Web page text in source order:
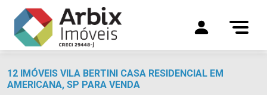
12 IMÓVEIS VILA BERTINI CASA RESIDENCIAL EM
AMERICANA, SP PARA VENDA